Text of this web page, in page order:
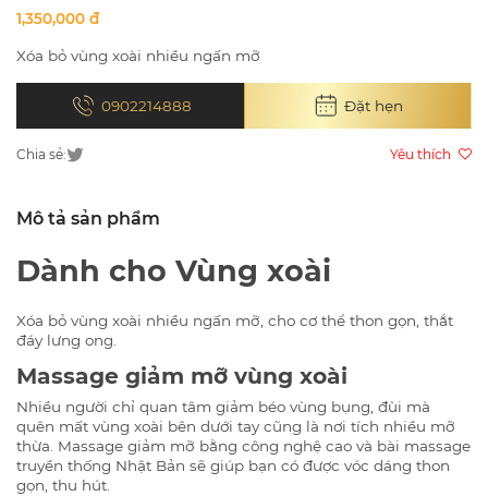
1,350,000 đ
Xóa bỏ vùng xoài nhiều ngấn mỡ
0902214888 Đặt hẹn
Chia sẻ: Yêu thích
Mô tả sản phẩm
Dành cho Vùng xoài
Xóa bỏ vùng xoài nhiều ngấn mỡ, cho cơ thể thon gọn, thắt
đáy lưng ong.
Massage giảm mỡ vùng xoài
Nhiều người chỉ quan tâm giảm béo vùng bụng, đùi mà
quên mất vùng xoài bên dưới tay cũng là nơi tích nhiều mỡ
thừa. Massage giảm mỡ bằng công nghệ cao và bài massage
truyền thống Nhật Bản sẽ giúp bạn có được vóc dáng thon
gọn, thu hút.